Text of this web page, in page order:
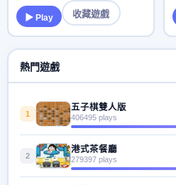
▶ Play 收藏遊戲
熱門遊戲
1
五子棋雙人版
406495 plays
2
港式茶餐廳
279397 plays